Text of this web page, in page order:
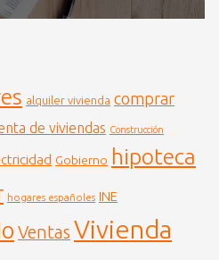
alquiler vivienda comprar
de viviendas Construcción
Gobierno hipoteca
hogares españoles INE
Ventas Vivienda